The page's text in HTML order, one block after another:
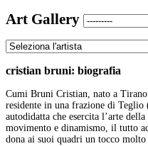
Art Gallery
cristian bruni: biografia
Cumi Bruni Cristian, nato a
residente in una frazione di
autodidatta che esercita l’arte
movimento e dinamismo, il tutto
dona ai suoi quadri un tocco molto